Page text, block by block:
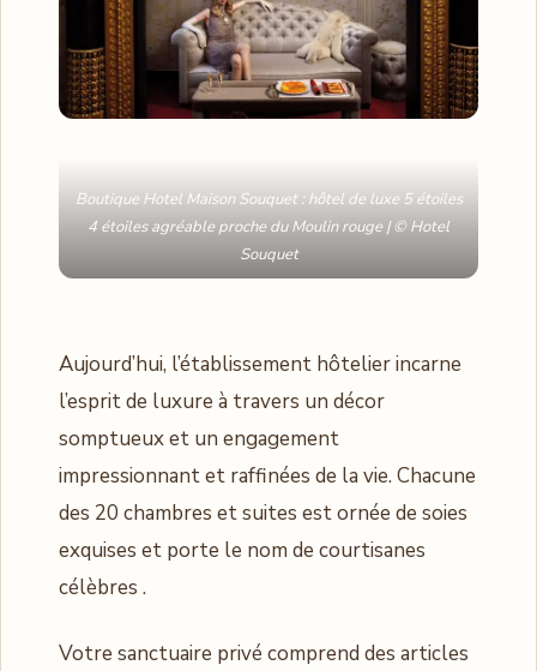
Boutique Hotel Maison Souquet : hôtel de luxe 5 étoiles
4 étoiles agréable proche du Moulin rouge | © Hotel
Souquet
Aujourd’hui, l’établissement hôtelier incarne
l’esprit de luxure à travers un décor
somptueux et un engagement
impressionnant et raffinées de la vie. Chacune
des 20 chambres et suites est ornée de soies
exquises et porte le nom de courtisanes
célèbres .
Votre sanctuaire privé comprend des articles